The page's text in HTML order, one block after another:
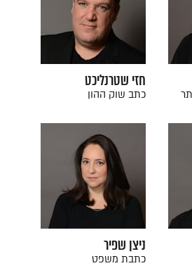
חזי שטרנליכט
כתב שוק ההון
ניצן שפיר
כתבת משפט